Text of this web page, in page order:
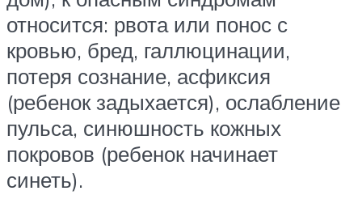
относится: рвота или понос с
кровью, бред, галлюцинации,
потеря сознание, асфиксия
(ребенок задыхается), ослабление
пульса, синюшность кожных
покровов (ребенок начинает
синеть).